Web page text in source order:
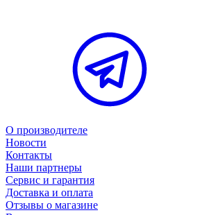
О производителе
Новости
Контакты
Наши партнеры
Сервис и гарантия
Доставка и оплата
Отзывы о магазине